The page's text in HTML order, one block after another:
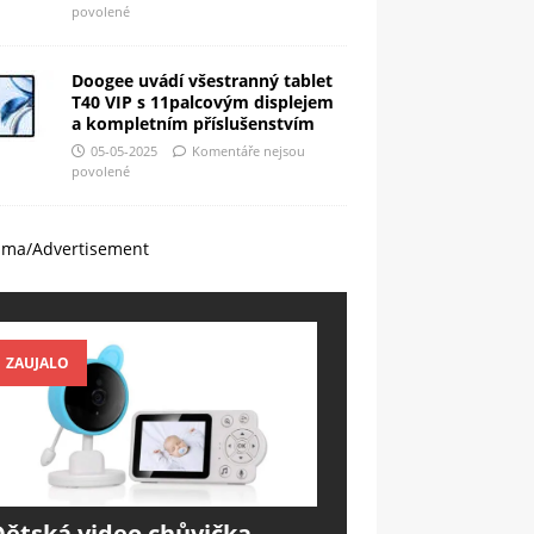
povolené
Doogee uvádí všestranný tablet
T40 VIP s 11palcovým displejem
a kompletním příslušenstvím
05-05-2025
Komentáře nejsou
povolené
Advertisement
ZAUJALO